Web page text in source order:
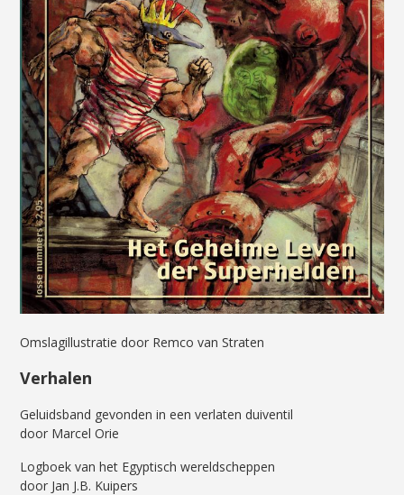
Omslagillustratie door Remco van Straten
Verhalen
Geluidsband gevonden in een verlaten duiventil
door Marcel Orie
Logboek van het Egyptisch wereldscheppen
door Jan J.B. Kuipers